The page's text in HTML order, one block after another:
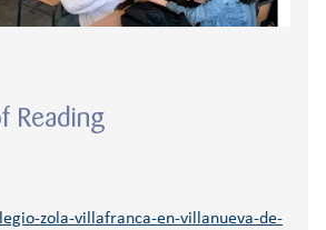
Reading
zola-villafranca-en-villanueva-de-